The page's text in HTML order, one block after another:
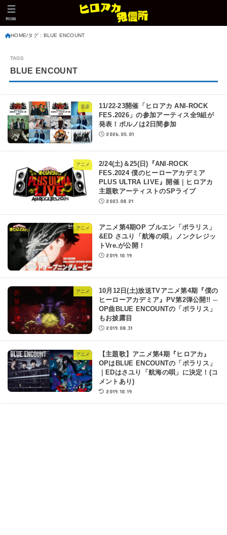
MENU
HOME タグ : BLUE ENCOUNT
BLUE ENCOUNT
音楽
11/22-23開催「ヒロアカ ANI-ROCK
FES.2026」の参加アーティス全9組が
発表！ポルノは2日間参加
2026.05.01
アニメ
2/24(土)＆25(日)『ANI-ROCK
FES.2024 僕のヒーローアカデミア
PLUS ULTRA LIVE』開催｜ヒロアカ
主題歌アーティストのSPライブ
2023.08.21
アニメ
アニメ第4期OP ブルエン「ポラリス」
&ED さユり「航海の唄」ノンクレジッ
トVre.が公開！
2019.10.19
アニメ
10月12日(土)放送TVアニメ第4期『僕の
ヒーローアカデミア』PV第2弾公開!! ─
OP曲BLUE ENCOUNTの「ポラリス」
もお披露目
2019.08.31
アニメ
【主題歌】アニメ第4期『ヒロアカ』
OPはBLUE ENCOUNTの「ポラリス」
｜EDはさユり「航海の唄」に決定！(コ
メントあり)
2019.10.19